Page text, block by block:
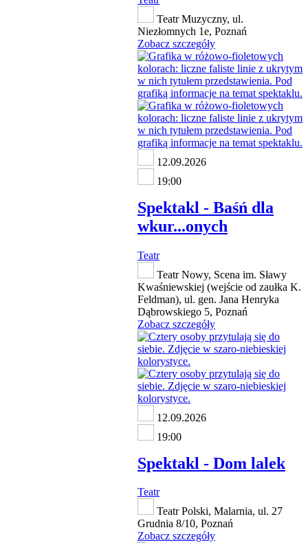
Teatr Muzyczny, ul.
Niezłomnych 1e, Poznań
Zobacz szczegóły
12.09.2026
19:00
Spektakl - Baśń dla
wkur...onych
Teatr
Teatr Nowy, Scena im. Sławy
Kwaśniewskiej (wejście od zaułka K.
Feldman), ul. gen. Jana Henryka
Dąbrowskiego 5, Poznań
Zobacz szczegóły
12.09.2026
19:00
Spektakl - Dom lalek
Teatr
Teatr Polski, Malarnia, ul. 27
Grudnia 8/10, Poznań
Zobacz szczegóły